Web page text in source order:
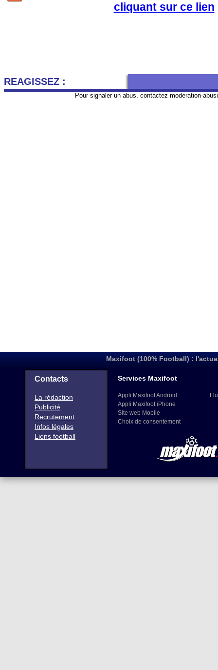
cliquant sur ce lien
REAGISSEZ :
Pour signaler un abus, contactez moderation-
Maxifoot (100% Football) :
Contacts
La rédaction
Publicité
Recrutement
Infos légales
Liens football
Services Maxifoot
Appli Maxifoot Android
Appli Maxifoot iPhone
Site web Mobile
Choix de consentement